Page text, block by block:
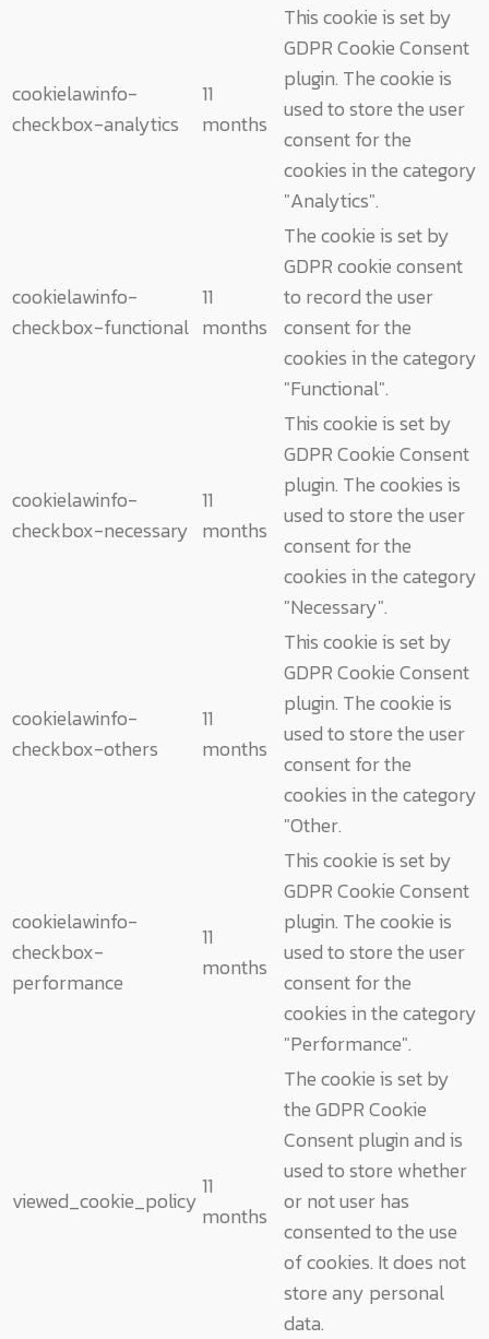
cookielawinfo-
checkbox-analytics
11
months
This cookie is set by
GDPR Cookie Consent
plugin. The cookie is
used to store the user
consent for the
cookies in the category
"Analytics".
cookielawinfo-
checkbox-functional
11
months
The cookie is set by
GDPR cookie consent
to record the user
consent for the
cookies in the category
"Functional".
cookielawinfo-
checkbox-necessary
11
months
This cookie is set by
GDPR Cookie Consent
plugin. The cookies is
used to store the user
consent for the
cookies in the category
"Necessary".
cookielawinfo-
checkbox-others
11
months
This cookie is set by
GDPR Cookie Consent
plugin. The cookie is
used to store the user
consent for the
cookies in the category
"Other.
cookielawinfo-
checkbox-
performance
11
months
This cookie is set by
GDPR Cookie Consent
plugin. The cookie is
used to store the user
consent for the
cookies in the category
"Performance".
viewed_cookie_policy
11
months
The cookie is set by
the GDPR Cookie
Consent plugin and is
used to store whether
or not user has
consented to the use
of cookies. It does not
store any personal
data.